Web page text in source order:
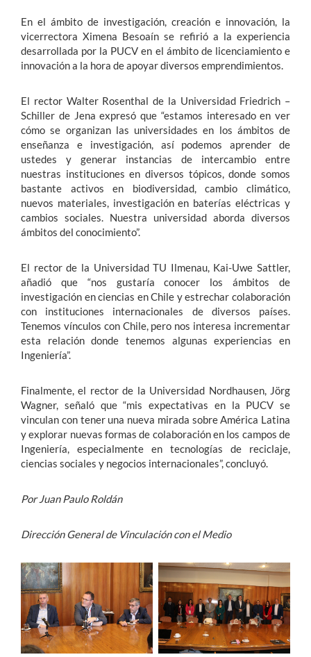
En el ámbito de investigación, creación e innovación, la
vicerrectora Ximena Besoaín se refirió a la experiencia
desarrollada por la PUCV en el ámbito de licenciamiento e
innovación a la hora de apoyar diversos emprendimientos.
El rector Walter Rosenthal de la Universidad Friedrich –
Schiller de Jena expresó que “estamos interesado en ver
cómo se organizan las universidades en los ámbitos de
enseñanza e investigación, así podemos aprender de
ustedes y generar instancias de intercambio entre
nuestras instituciones en diversos tópicos, donde somos
bastante activos en biodiversidad, cambio climático,
nuevos materiales, investigación en baterías eléctricas y
cambios sociales. Nuestra universidad aborda diversos
ámbitos del conocimiento”.
El rector de la Universidad TU Ilmenau, Kai-Uwe Sattler,
añadió que “nos gustaría conocer los ámbitos de
investigación en ciencias en Chile y estrechar colaboración
con instituciones internacionales de diversos países.
Tenemos vínculos con Chile, pero nos interesa incrementar
esta relación donde tenemos algunas experiencias en
Ingeniería”.
Finalmente, el rector de la Universidad Nordhausen, Jörg
Wagner, señaló que “mis expectativas en la PUCV se
vinculan con tener una nueva mirada sobre América Latina
y explorar nuevas formas de colaboración en los campos de
Ingeniería, especialmente en tecnologías de reciclaje,
ciencias sociales y negocios internacionales”, concluyó.
Por Juan Paulo Roldán
Dirección General de Vinculación con el Medio